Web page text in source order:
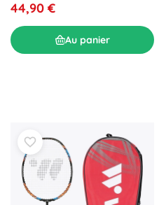
44,90 €
Au panier